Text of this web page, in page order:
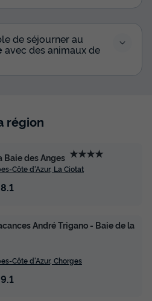
de séjourner au
avec des animaux de
région
Baie des Anges ★★★★
Côte d'Azur, La Ciotat
8.1
André Trigano - Baie de la
Côte d'Azur, Chorges
9.1